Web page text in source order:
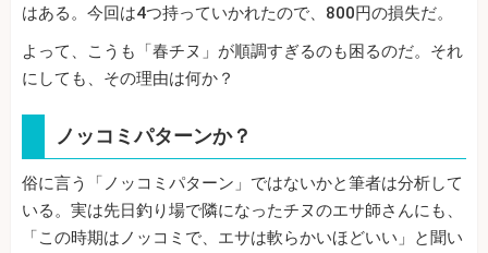
はある。今回は4つ持っていかれたので、800円の損失だ。
よって、こうも「春チヌ」が順調すぎるのも困るのだ。それ
にしても、その理由は何か？
ノッコミパターンか？
俗に言う「ノッコミパターン」ではないかと筆者は分析して
いる。実は先日釣り場で隣になったチヌのエサ師さんにも、
「この時期はノッコミで、エサは軟らかいほどいい」と聞い